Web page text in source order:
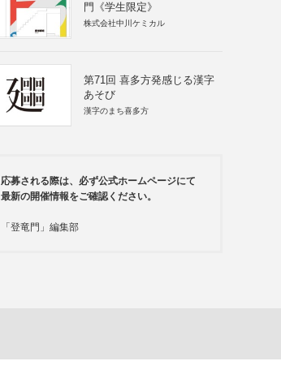
門《学生限定》
株式会社中川ケミカル
第71回 喜多方発感じる漢字
あそび
漢字のまち喜多方
応募される際は、必ず公式ホームページにて
最新の開催情報をご確認ください。
「登竜門」編集部